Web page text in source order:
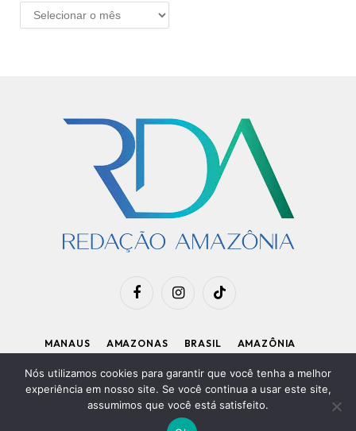
ARQUIVO
FacebookInstagramTikTok
MANAUS AMAZONAS BRASIL
AMAZÔNIA
APOIE O RDA
Diretor Executivo: Kleiton Renzo|Política de Privacidade
Nós utilizamos cookies para garantir que você tenha a melhor
experiência em nosso site. Se você continua a usar este site,
assumimos que você está satisfeito.